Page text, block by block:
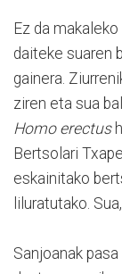
Ez da
daiteke suaren
gainera.
ziren eta sua
Homo erectus
Bertsolari
eskainitako
liluratutako.
Sanjoanak